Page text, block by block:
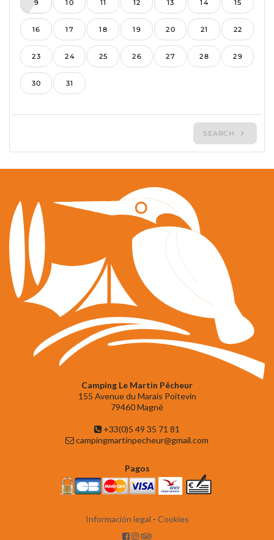
Camping Le Martin Pêcheur
155 Avenue du Marais Poitevin
79460 Magné
+33(0)5 49 35 71 81
campingmartinpecheur@gmail.com
Pagos
Información legal - Cookies